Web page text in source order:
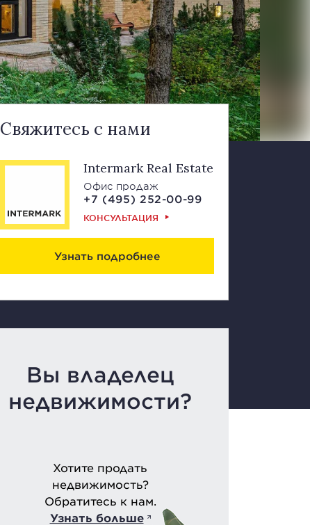
Свяжитесь с нами
Intermark Real Estate
Офис продаж
+7 (495) 252-00-99
КОНСУЛЬТАЦИЯ
Узнать подробнее
Вы владелец
недвижимости?
Хотите продать
недвижимость?
Обратитесь к нам.
Узнать больше